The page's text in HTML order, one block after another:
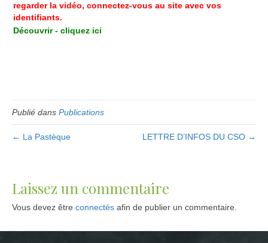
regarder la vidéo, connectez-vous au site avec vos
identifiants.
Découvrir - cliquez ici
Publié dans Publications
← La Pastèque LETTRE D’INFOS DU CSO →
Laissez un commentaire
Vous devez être connectés afin de publier un commentaire.